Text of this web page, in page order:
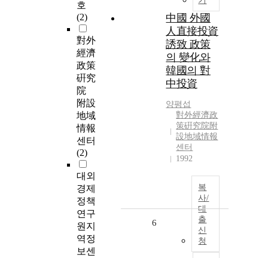
호
(2)
對外
經濟
政策
硏究
院
附設
地域
情報
센터
(2)
대외
경제
정책
연구
원지
역정
보센
中國 外國
人直接投資
誘致 政策
의 變化와
韓國의 對
中投資
양평섭
對外經濟政
策硏究院附
設地域情報
센터
1992
복
사/
대
출
신
청
6